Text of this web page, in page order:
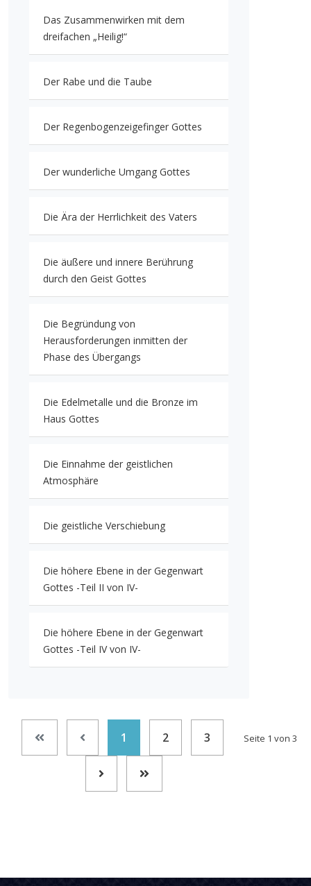
Das Zusammenwirken mit dem
dreifachen „Heilig!“
Der Rabe und die Taube
Der Regenbogenzeigefinger Gottes
Der wunderliche Umgang Gottes
Die Ära der Herrlichkeit des Vaters
Die äußere und innere Berührung
durch den Geist Gottes
Die Begründung von
Herausforderungen inmitten der
Phase des Übergangs
Die Edelmetalle und die Bronze im
Haus Gottes
Die Einnahme der geistlichen
Atmosphäre
Die geistliche Verschiebung
Die höhere Ebene in der Gegenwart
Gottes -Teil II von IV-
Die höhere Ebene in der Gegenwart
Gottes -Teil IV von IV-
Seite 1 von 3
1 2 3